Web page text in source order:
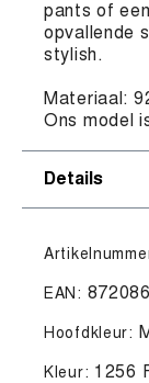
pants of
opvallende
stylish.
Materiaal:
Ons model
Details
EAN:
Hoofdkleur:
Kleur: 1256